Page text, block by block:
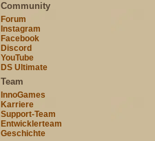
Community
Forum
Instagram
Facebook
Discord
YouTube
DS Ultimate
Team
InnoGames
Karriere
Support-Team
Entwicklerteam
Geschichte